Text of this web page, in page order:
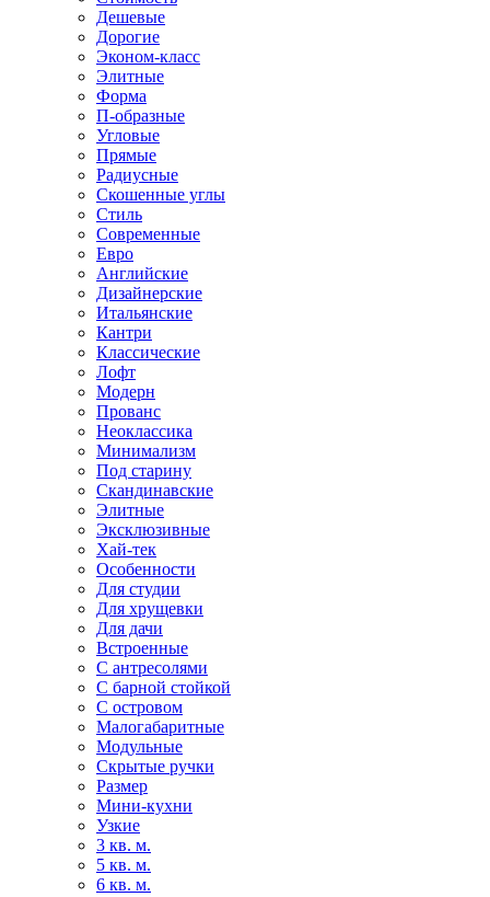
Дешевые
Дорогие
Эконом-класс
Элитные
Форма
П-образные
Угловые
Прямые
Радиусные
Скошенные углы
Стиль
Современные
Евро
Английские
Дизайнерские
Итальянские
Кантри
Классические
Лофт
Модерн
Прованс
Неоклассика
Минимализм
Под старину
Скандинавские
Элитные
Эксклюзивные
Хай-тек
Особенности
Для студии
Для хрущевки
Для дачи
Встроенные
С антресолями
С барной стойкой
С островом
Малогабаритные
Модульные
Скрытые ручки
Размер
Мини-кухни
Узкие
3 кв. м.
5 кв. м.
6 кв. м.